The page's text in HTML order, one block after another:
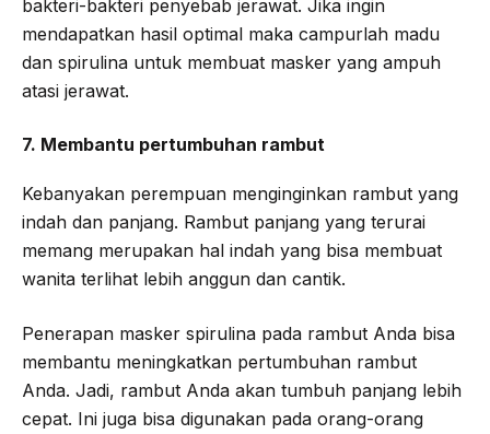
bakteri-bakteri penyebab jerawat. Jika ingin
mendapatkan hasil optimal maka campurlah madu
dan spirulina untuk membuat masker yang ampuh
atasi jerawat.
7. Membantu pertumbuhan rambut
Kebanyakan perempuan menginginkan rambut yang
indah dan panjang. Rambut panjang yang terurai
memang merupakan hal indah yang bisa membuat
wanita terlihat lebih anggun dan cantik.
Penerapan masker spirulina pada rambut Anda bisa
membantu meningkatkan pertumbuhan rambut
Anda. Jadi, rambut Anda akan tumbuh panjang lebih
cepat. Ini juga bisa digunakan pada orang-orang